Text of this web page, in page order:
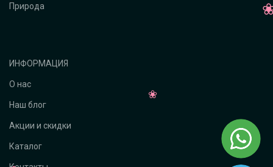
Природа
ИНФОРМАЦИЯ
О нас
Наш блог
Акции и скидки
Каталог